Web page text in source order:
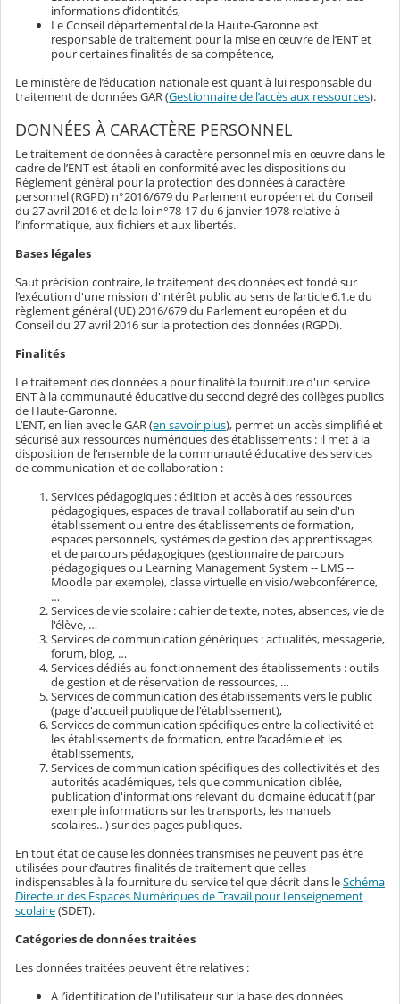
informations d’identités,
Le Conseil départemental de la Haute-Garonne est
responsable de traitement pour la mise en œuvre de l’ENT et
pour certaines finalités de sa compétence,
Le ministère de l’éducation nationale est quant à lui responsable du
traitement de données GAR (Gestionnaire de l’accès aux ressources).
DONNÉES À CARACTÈRE PERSONNEL
Le traitement de données à caractère personnel mis en œuvre dans le
cadre de l’ENT est établi en conformité avec les dispositions du
Règlement général pour la protection des données à caractère
personnel (RGPD) n°2016/679 du Parlement européen et du Conseil
du 27 avril 2016 et de la loi n°78-17 du 6 janvier 1978 relative à
l’informatique, aux fichiers et aux libertés.
Bases légales
Sauf précision contraire, le traitement des données est fondé sur
l’exécution d'une mission d'intérêt public au sens de l’article 6.1.e du
règlement général (UE) 2016/679 du Parlement européen et du
Conseil du 27 avril 2016 sur la protection des données (RGPD).
Finalités
Le traitement des données a pour finalité la fourniture d'un service
ENT à la communauté éducative du second degré des collèges publics
de Haute-Garonne.
L’ENT, en lien avec le GAR (en savoir plus), permet un accès simplifié et
sécurisé aux ressources numériques des établissements : il met à la
disposition de l'ensemble de la communauté éducative des services
de communication et de collaboration :
Services pédagogiques : édition et accès à des ressources
pédagogiques, espaces de travail collaboratif au sein d'un
établissement ou entre des établissements de formation,
espaces personnels, systèmes de gestion des apprentissages
et de parcours pédagogiques (gestionnaire de parcours
pédagogiques ou Learning Management System -- LMS --
Moodle par exemple), classe virtuelle en visio/webconférence,
…
Services de vie scolaire : cahier de texte, notes, absences, vie de
l'élève, …
Services de communication génériques : actualités, messagerie,
forum, blog, …
Services dédiés au fonctionnement des établissements : outils
de gestion et de réservation de ressources, …
Services de communication des établissements vers le public
(page d'accueil publique de l'établissement),
Services de communication spécifiques entre la collectivité et
les établissements de formation, entre l’académie et les
établissements,
Services de communication spécifiques des collectivités et des
autorités académiques, tels que communication ciblée,
publication d'informations relevant du domaine éducatif (par
exemple informations sur les transports, les manuels
scolaires…) sur des pages publiques.
En tout état de cause les données transmises ne peuvent pas être
utilisées pour d’autres finalités de traitement que celles
indispensables à la fourniture du service tel que décrit dans leSchéma
Directeur des Espaces Numériques de Travail pour l'enseignement
scolaire(SDET).
Catégories de données traitées
Les données traitées peuvent être relatives :
A l’identification de l'utilisateur sur la base des données